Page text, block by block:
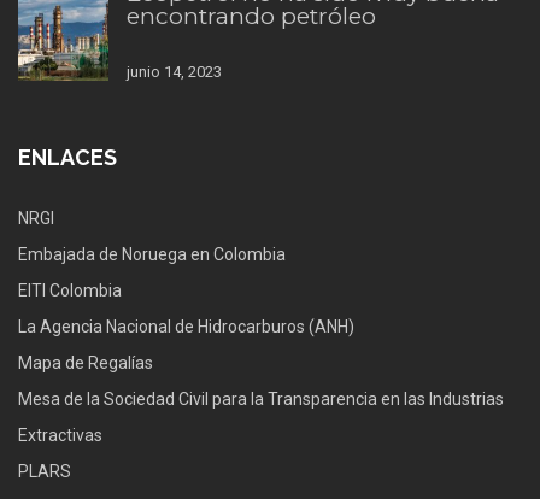
encontrando petróleo
junio 14, 2023
ENLACES
NRGI
Embajada de Noruega en Colombia
EITI Colombia
La Agencia Nacional de Hidrocarburos (ANH)
Mapa de Regalías
Mesa de la Sociedad Civil para la Transparencia en las Industrias
Extractivas
PLARS